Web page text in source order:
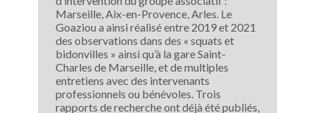
Marseille, Aix-en-Provence, Arles. Le
Goaziou a ainsi réalisé entre 2019 et 2021
des observations dans des « squats et
bidonvilles » ainsi qu’à la gare Saint-
Charles de Marseille, et de multiples
entretiens avec des intervenants
professionnels ou bénévoles. Trois
rapports de recherche ont déjà été publiés,